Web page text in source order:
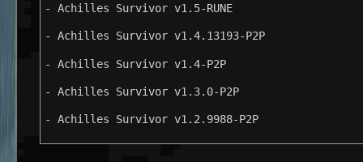
- Achilles Survivor v1.5-RUNE
- Achilles Survivor v1.4.13193-P2P
- Achilles Survivor v1.4-P2P
- Achilles Survivor v1.3.0-P2P
- Achilles Survivor v1.2.9988-P2P